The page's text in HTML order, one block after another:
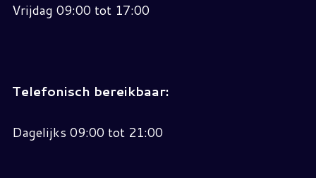
Vrijdag 09:00 tot 17:00
Telefonisch bereikbaar:
Dagelijks 09:00 tot 21:00